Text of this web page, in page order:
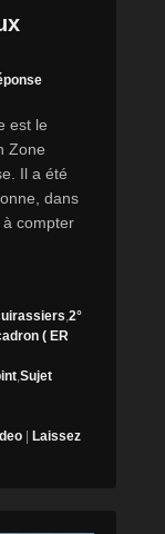
est le
Zone
Il a été
dans
à compter
,2°
( ER
,Sujet
Laissez